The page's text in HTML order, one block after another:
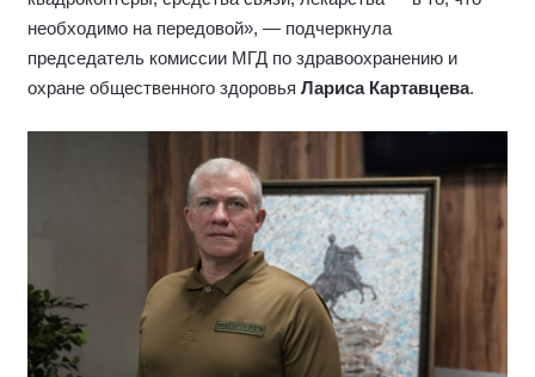
необходимо на передовой», — подчеркнула
председатель комиссии МГД по здравоохранению и
охране общественного здоровья Лариса Картавцева.